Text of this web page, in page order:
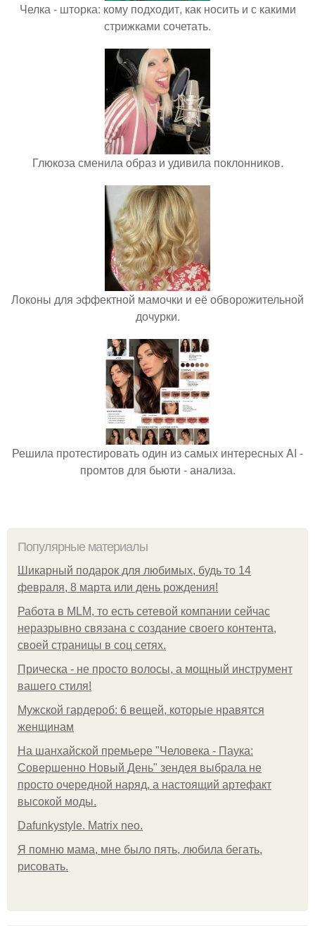
Челка - шторка: кому подходит, как носить и с какими
стрижками сочетать.
Глюкоза сменила образ и удивила поклонников.
Локоны для эффектной мамочки и её обворожительной
дочурки.
Решила протестировать один из самых интересных AI -
промтов для бьюти - анализа.
Популярные материалы
Шикарный подарок для любимых, будь то 14
февраля, 8 марта или день рождения!
Работа в MLM, то есть сетевой компании сейчас
неразрывно связана с создание своего контента,
своей страницы в соц сетях.
Прическа - не просто волосы, а мощный инструмент
вашего стиля!
Мужской гардероб: 6 вещей, которые нравятся
женщинам
На шанхайской премьере "Человека - Паука:
Совершенно Новый День" зендея выбрала не
просто очередной наряд, а настоящий артефакт
высокой моды.
Dafunkystyle. Matrix neo.
Я помню мама, мне было пять, любила бегать,
рисовать.